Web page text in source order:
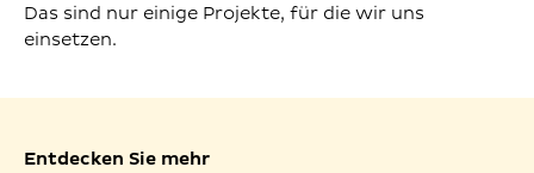
Das sind nur einige Projekte, für die wir uns
einsetzen.
Entdecken Sie mehr